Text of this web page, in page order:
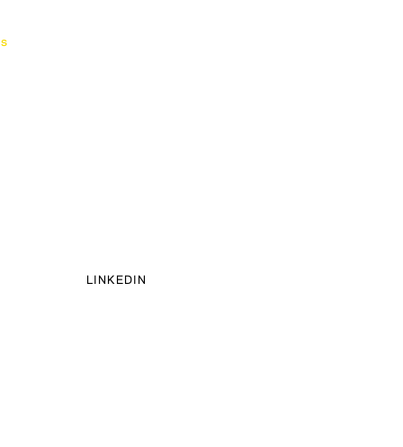
LINKEDIN